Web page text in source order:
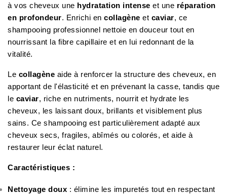
à vos cheveux une hydratation intense et une réparation
en profondeur. Enrichi en collagène et caviar, ce
shampooing professionnel nettoie en douceur tout en
nourrissant la fibre capillaire et en lui redonnant de la
vitalité.
Le collagène aide à renforcer la structure des cheveux, en
apportant de l'élasticité et en prévenant la casse, tandis que
le caviar, riche en nutriments, nourrit et hydrate les
cheveux, les laissant doux, brillants et visiblement plus
sains. Ce shampooing est particulièrement adapté aux
cheveux secs, fragiles, abîmés ou colorés, et aide à
restaurer leur éclat naturel.
Caractéristiques :
Nettoyage doux : élimine les impuretés tout en respectant